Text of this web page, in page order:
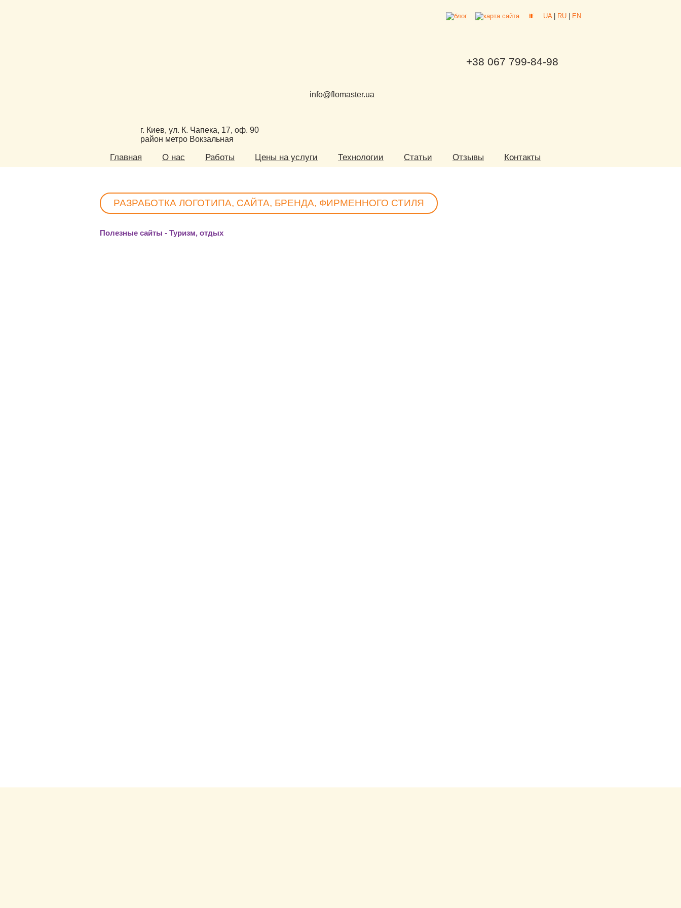
UA| RU EN
+38 067 799-84-98
г. Киев, ул. К. Чапека, 17, оф. 90
район метро Вокзальная
info@flomaster.ua
Главная О нас Работы Цены на услуги Технологии Статьи Отзывы Контакты
РАЗРАБОТКА ЛОГОТИПА, САЙТА, БРЕНДА, ФИРМЕННОГО СТИЛЯ
Полезные сайты - Туризм, отдых